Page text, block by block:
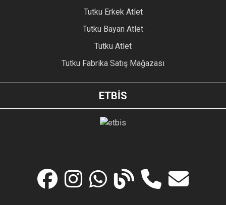
Tutku Erkek Atlet
Tutku Bayan Atlet
Tutku Atlet
Tutku Fabrika Satış Mağazası
ETBİS